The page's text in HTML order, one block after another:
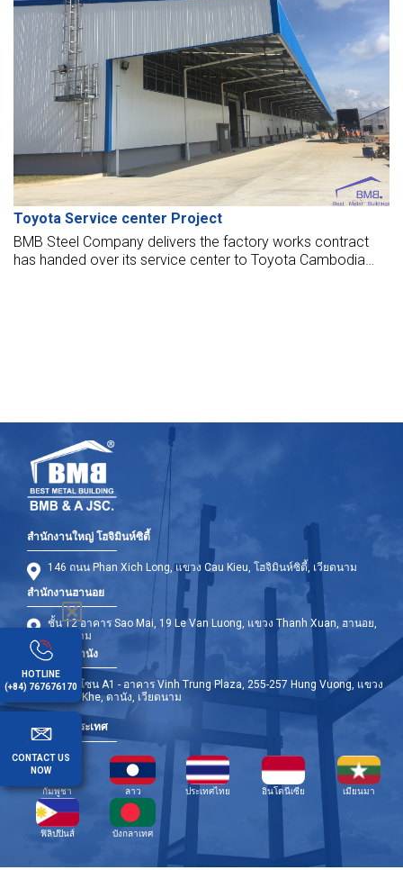
Toyota Service center Project
BMB Steel Company delivers the factory works contract
has handed over its service center to Toyota Cambodia
สำนักงานใหญ่ โฮจิมินห์ซิตี้
146 ถนน Phan Xich Long, แขวง Cau Kieu, โฮจิมินห์ซิตี้, เวียดนาม
สำนักงานฮานอย
ชั้น 12 อาคาร Sao Mai, 19 Le Van Luong, แขวง Thanh Xuan, ฮานอย,
เวียดนาม
สำนักงานดานัง
ชั้น 9 - โซน A1 - อาคาร Vinh Trung Plaza, 255-257 Hung Vuong, แขวง
Thanh Khe, ดานัง, เวียดนาม
สาขาต่างประเทศ
กัมพูชา ลาว ประเทศไทย อินโดนีเซีย เมียนมา
ฟิลิปปินส์ บังกลาเทศ
HOTLINE
(+84) 767676170
CONTACT US
NOW